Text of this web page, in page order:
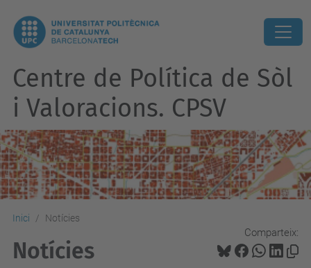
Centre de Política de Sòl
i Valoracions. CPSV
Inici Notícies
Comparteix:
Notícies